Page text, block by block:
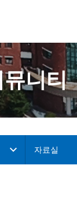
니티
자료실